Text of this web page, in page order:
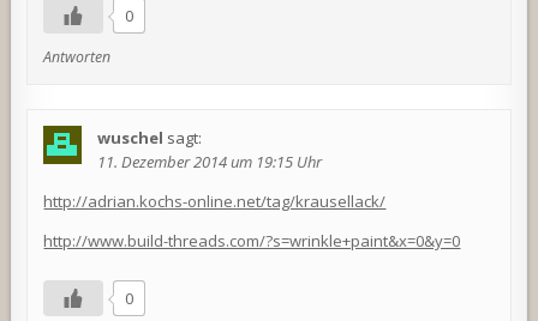
0
Antworten
wuschel sagt:
11. Dezember 2014 um 19:15 Uhr
http://adrian.kochs-online.net/tag/krausellack/
http://www.build-threads.com/?s=wrinkle+paint&x=0&y=0
0